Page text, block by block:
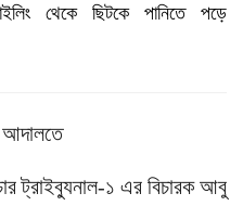
থেকে ছিটকে পানিতে পড়ে
আদালতে
ট্রাইব্যুনাল-১ এর বিচারক আবু